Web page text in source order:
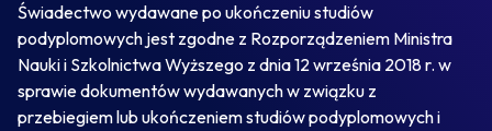
Świadectwo wydawane po ukończeniu studiów
podyplomowych jest zgodne z Rozporządzeniem Ministra
Nauki i Szkolnictwa Wyższego z dnia 12 września 2018 r. w
sprawie dokumentów wydawanych w związku z
przebiegiem lub ukończeniem studiów podyplomowych i